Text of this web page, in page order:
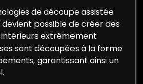
de découpe assistée
possible de créer des
extrêmement
sont découpées à la forme
garantissant ainsi un